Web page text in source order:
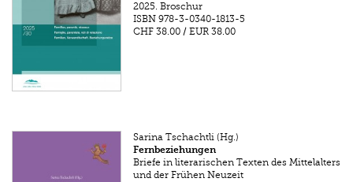
2025. Broschur
ISBN 978-3-0340-1813-5
CHF 38.00 /EUR 38.00
Sarina Tschachtli (Hg.)
Fernbeziehungen
Briefe in literarischen Texten des Mittelalters
und der Frühen Neuzeit